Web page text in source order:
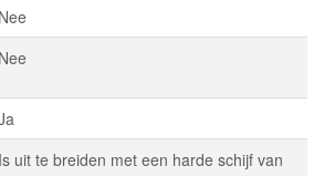
Nee
Nee
Is uit te breiden met een harde schijf van